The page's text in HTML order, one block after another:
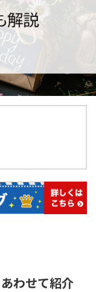
わせて紹介